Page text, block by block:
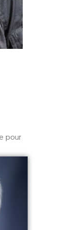
pour